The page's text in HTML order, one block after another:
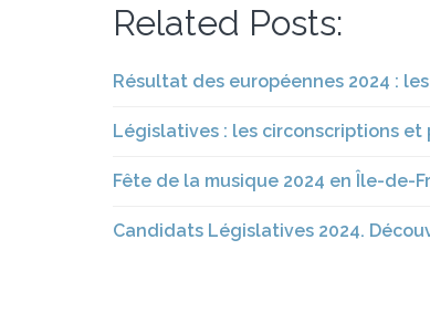
Related Posts:
Résultat des européennes 2024 :
Législatives : les circonscriptions
Fête de la musique 2024 en Île-de-
Candidats Législatives 2024.